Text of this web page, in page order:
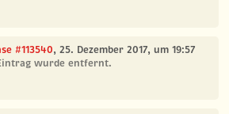
#113540, 25. Dezember 2017, um 19:57
wurde entfernt.